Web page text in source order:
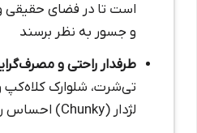
است تا در فضای حقیقی
و جسور به نظر برسند
طرفدار راحتی و
تی‌شرت، شلوارک کلاه‌کپ
لژدار (Chunky) احساس راحتی می‌کنند